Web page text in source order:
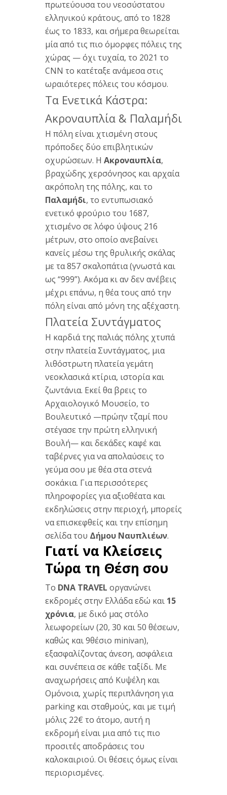
πρωτεύουσα του νεοσύστατου
ελληνικού κράτους, από το 1828
έως το 1833, και σήμερα θεωρείται
μία από τις πιο όμορφες πόλεις της
χώρας — όχι τυχαία, το 2021 το
CNN το κατέταξε ανάμεσα στις
ωραιότερες πόλεις του κόσμου.
Τα Ενετικά Κάστρα:
Ακροναυπλία & Παλαμήδι
Η πόλη είναι χτισμένη στους
πρόποδες δύο επιβλητικών
οχυρώσεων. Η Ακροναυπλία,
βραχώδης χερσόνησος και αρχαία
ακρόπολη της πόλης, και το
Παλαμήδι, το εντυπωσιακό
ενετικό φρούριο του 1687,
χτισμένο σε λόφο ύψους 216
μέτρων, στο οποίο ανεβαίνει
κανείς μέσω της θρυλικής σκάλας
με τα 857 σκαλοπάτια (γνωστά και
ως “999”). Ακόμα κι αν δεν ανέβεις
μέχρι επάνω, η θέα τους από την
πόλη είναι από μόνη της αξέχαστη.
Πλατεία Συντάγματος
Η καρδιά της παλιάς πόλης χτυπά
στην πλατεία Συντάγματος, μια
λιθόστρωτη πλατεία γεμάτη
νεοκλασικά κτίρια, ιστορία και
ζωντάνια. Εκεί θα βρεις το
Αρχαιολογικό Μουσείο, το
Βουλευτικό —πρώην τζαμί που
στέγασε την πρώτη ελληνική
Βουλή— και δεκάδες καφέ και
ταβέρνες για να απολαύσεις το
γεύμα σου με θέα στα στενά
σοκάκια. Για περισσότερες
πληροφορίες για αξιοθέατα και
εκδηλώσεις στην περιοχή, μπορείς
να επισκεφθείς και την επίσημη
σελίδα του Δήμου Ναυπλιέων.
Γιατί να Κλείσεις
Τώρα τη Θέση σου
Το DNA TRAVEL οργανώνει
εκδρομές στην Ελλάδα εδώ και 15
χρόνια, με δικό μας στόλο
λεωφορείων (20, 30 και 50 θέσεων,
καθώς και 9θέσιο minivan),
εξασφαλίζοντας άνεση, ασφάλεια
και συνέπεια σε κάθε ταξίδι. Με
αναχωρήσεις από Κυψέλη και
Ομόνοια, χωρίς περιπλάνηση για
parking και σταθμούς, και με τιμή
μόλις 22€ το άτομο, αυτή η
εκδρομή είναι μια από τις πιο
προσιτές αποδράσεις του
καλοκαιριού. Οι θέσεις όμως είναι
περιορισμένες.